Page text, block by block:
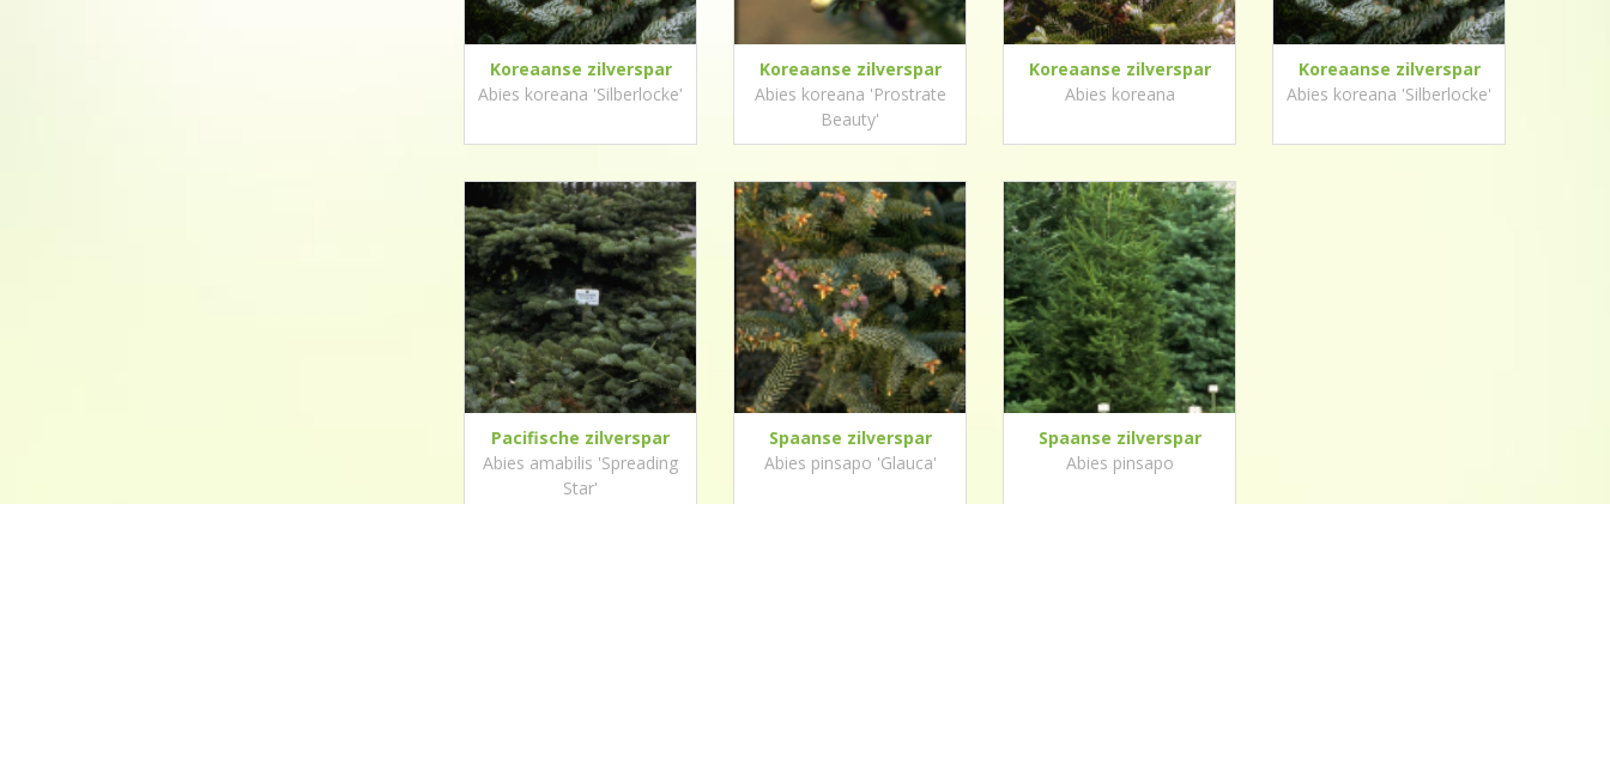
Koreaanse zilverspar
Abies koreana 'Silberlocke'
Koreaanse zilverspar
Abies koreana 'Prostrate
Beauty'
Koreaanse zilverspar
Abies koreana
Koreaanse zilverspar
Abies koreana 'Silberlocke'
Pacifische zilverspar
Abies amabilis 'Spreading
Star'
Spaanse zilverspar
Abies pinsapo 'Glauca'
Spaanse zilverspar
Abies pinsapo